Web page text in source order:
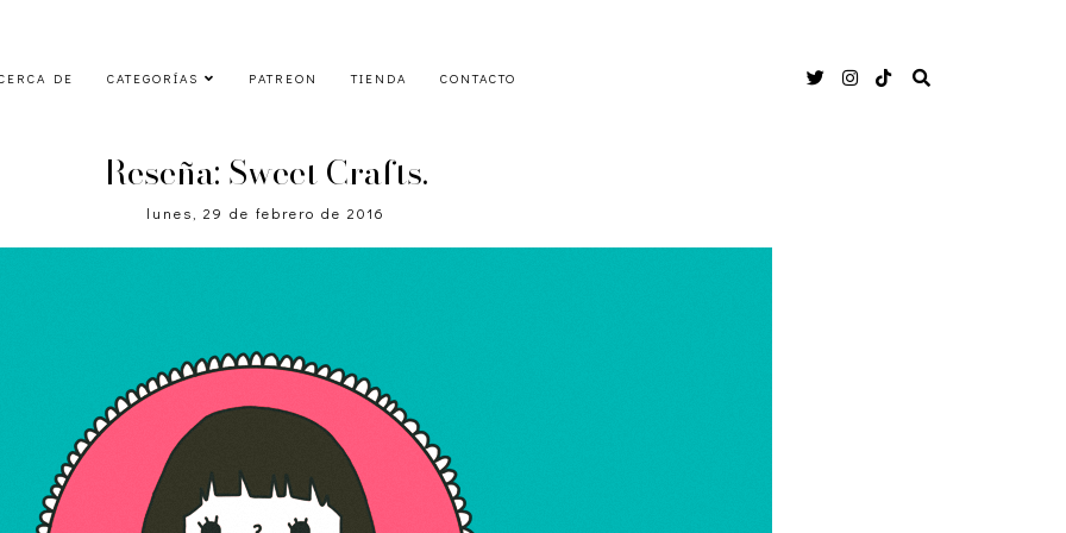
DE CATEGORÍAS PATREON TIENDA CONTACTO
Reseña: Sweet Crafts.
lunes, 29 de febrero de 2016